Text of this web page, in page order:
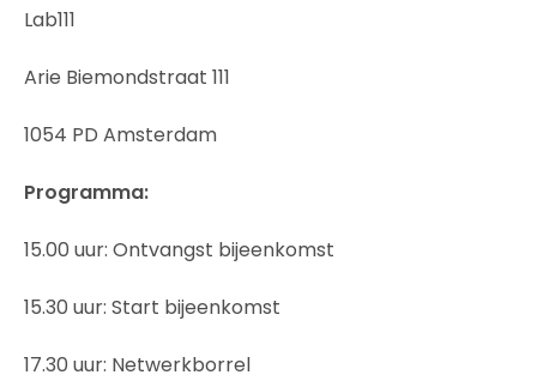
Lab111
Arie Biemondstraat 111
1054 PD Amsterdam
Programma:
15.00 uur: Ontvangst bijeenkomst
15.30 uur: Start bijeenkomst
17.30 uur: Netwerkborrel